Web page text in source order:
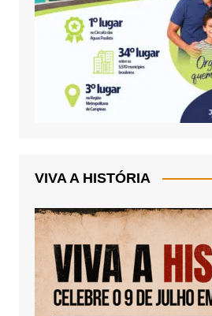
VIVA A HISTÓRIA